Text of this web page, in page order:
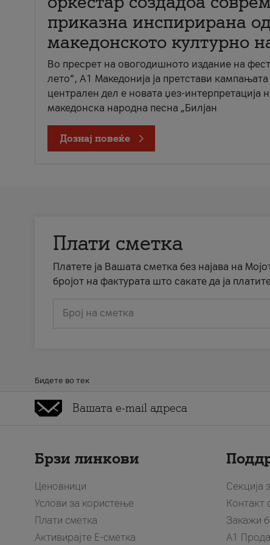
приказна инспирирана од
македонското културно
Во пресрет на овогодишното издание на
лето“, А1 Македонија ја претстави кампањата
централен дел е новата џез-интерпретација
македонска народна песна „Билјан
Дознај повеќе
Плати сметка
Платете ја Вашата сметка без најава на
бројот на фактурата што сакате да ја
Број на сметка
Бидете во тек
Брзи линкови
Ценовници
Услови за користење
Плати сметка
Активирајте Е-сметка
Секција
Контакт
Закажи
A1